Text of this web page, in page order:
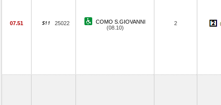
07.51 25022
COMO S.GIOVANNI
(08.10)
2